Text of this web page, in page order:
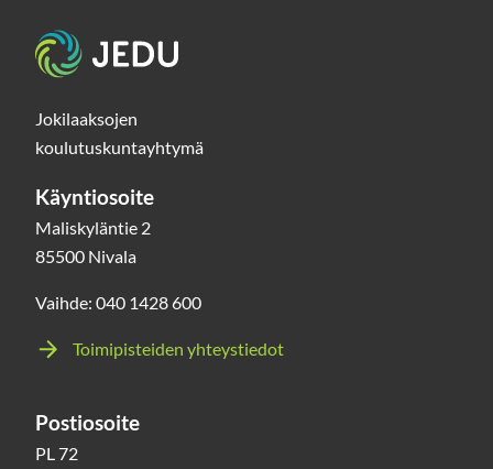
Etusivu
Jokilaaksojen
koulutuskuntayhtymä
Käyntiosoite
Maliskyläntie 2
85500 Nivala
Vaihde: 040 1428 600
Toimipisteiden yhteystiedot
Postiosoite
PL 72